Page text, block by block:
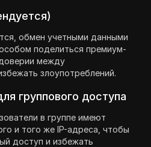
обмен учетными данными
поделиться премиум-
между
злоупотреблений.
группового доступа
в группе имеют
и того же IP-адреса, чтобы
доступ и избежать